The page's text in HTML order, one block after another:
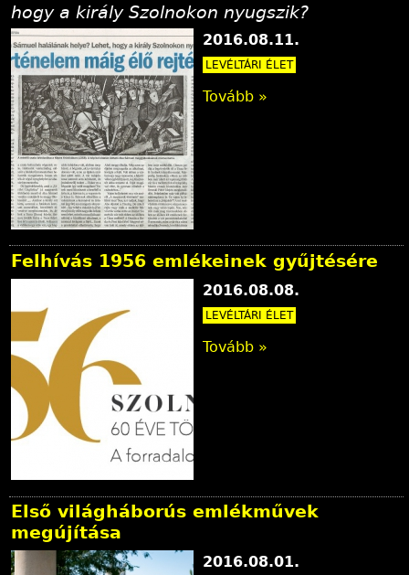
hogy a király Szolnokon nyugszik?
2016.08.11.
LEVÉLTÁRI ÉLET
Tovább »
Felhívás 1956 emlékeinek gyűjtésére
2016.08.08.
LEVÉLTÁRI ÉLET
Tovább »
Első világháborús emlékművek
megújítása
2016.08.01.